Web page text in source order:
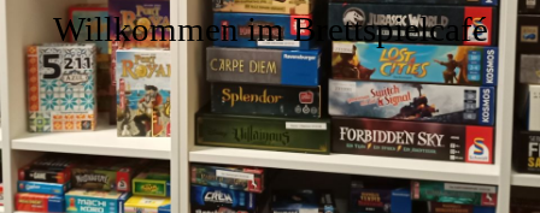
Willkommen imBrettspielcafé